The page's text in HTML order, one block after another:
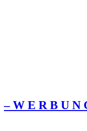
– W Ε R Β U Ν